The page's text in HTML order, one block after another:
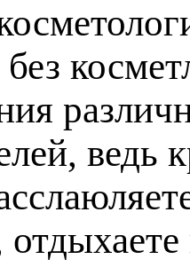
без
ведь